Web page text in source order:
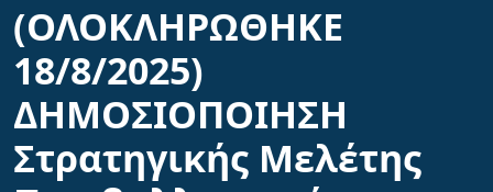
(ΟΛΟΚΛΗΡΩΘΗΚΕ
18/8/2025)
ΔΗΜΟΣΙΟΠΟΙΗΣΗ
Στρατηγικής Μελέτης